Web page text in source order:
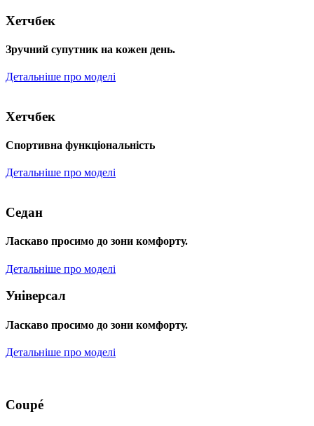
Хетчбек
Зручний супутник на кожен день.
Детальніше про моделі
Хетчбек
Спортивна функціональність
Детальніше про моделі
Седан
Ласкаво просимо до зони комфорту.
Детальніше про моделі
Універсал
Ласкаво просимо до зони комфорту.
Детальніше про моделі
Coupé